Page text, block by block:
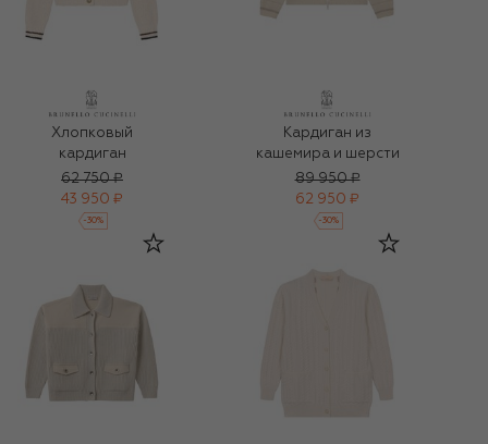
Хлопковый
кардиган
62 750 ₽
43 950 ₽
-30%
Кардиган из
кашемира и шерсти
89 950 ₽
62 950 ₽
-30%